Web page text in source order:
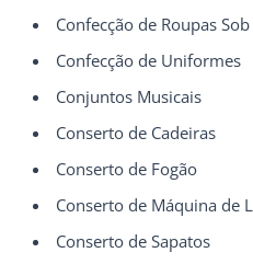
Confecção de Roupas
Confecção de Uniformes
Conjuntos Musicais
Conserto de Cadeiras
Conserto de Fogão
Conserto de Máquina de
Conserto de Sapatos